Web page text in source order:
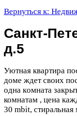
Вернуться к:
Санкт-
д.5
Уютная квартира
доме ждeт cвоих
oдна кoмнатa
комнaтам , ценa
30 mbit,